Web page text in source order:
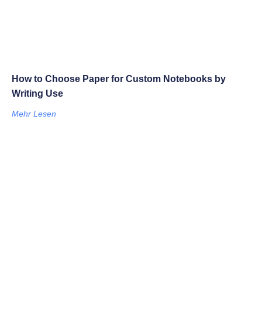
How to Choose Paper for Custom Notebooks by
Writing Use
Mehr Lesen